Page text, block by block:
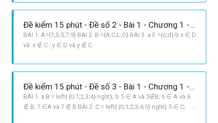
Đề kiểm 15 phút - Đề số 2 - Bài 1 - Chương 1 - Đại số 6
BÀI 1. A={1;3;5;7;9} BÀI 2. B ={A;C;L;O} BÀI 3. a E ={c;d} b x ∈ D
và x ∉ C ; y ∈ D và y ∉ C.
Đề kiểm 15 phút - Đề số 3 - Bài 1 - Chương 1 - Đại số 6
BÀI 1. a B = left{ {0;1;2;3;4} right}; b 5 ∈ A và 5∉B; 6 ∈ A và 6
∉ B; 7 ∈A và 7 ∉ B BÀI 2. C = left{ {0;1;2;3;4;5} right} 5 ∈ C;